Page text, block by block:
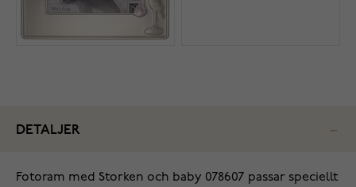
DETALJER
Fotoram med Storken och baby 078607 passar speciellt